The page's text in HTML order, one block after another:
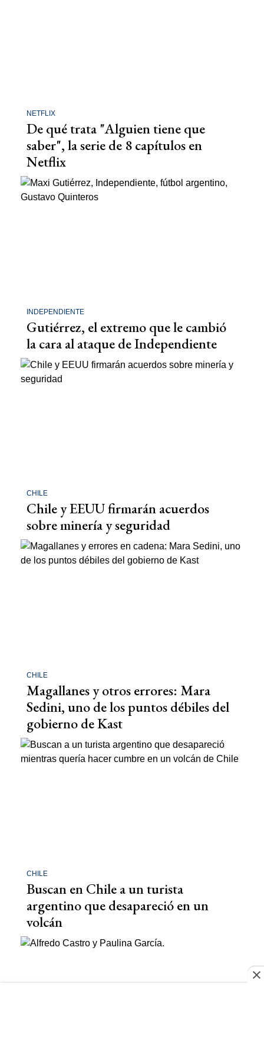
NETFLIX
De qué trata "Alguien tiene que
saber", la serie de 8 capítulos en
Netflix
INDEPENDIENTE
Gutiérrez, el extremo que le cambió
la cara al ataque de Independiente
CHILE
Chile y EEUU firmarán acuerdos
sobre minería y seguridad
CHILE
Magallanes y otros errores: Mara
Sedini, uno de los puntos débiles del
gobierno de Kast
CHILE
Buscan en Chile a un turista
argentino que desapareció en un
volcán